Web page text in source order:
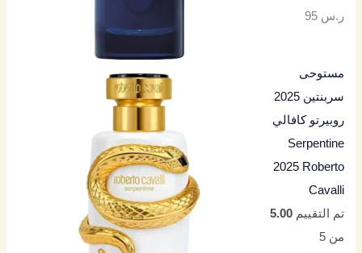
ر.س 95
مستوحى
سربنتين 2025
روبيرتو كافالي
Serpentine
2025 Roberto
Cavalli
تم التقييم5.00
من 5